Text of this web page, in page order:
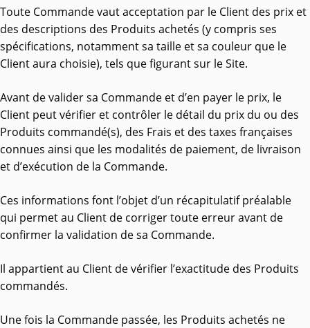
Toute Commande vaut acceptation par le Client des prix et
des descriptions des Produits achetés (y compris ses
spécifications, notamment sa taille et sa couleur que le
Client aura choisie), tels que figurant sur le Site.
Avant de valider sa Commande et d’en payer le prix, le
Client peut vérifier et contrôler le détail du prix du ou des
Produits commandé(s), des Frais et des taxes françaises
connues ainsi que les modalités de paiement, de livraison
et d’exécution de la Commande.
Ces informations font l’objet d’un récapitulatif préalable
qui permet au Client de corriger toute erreur avant de
confirmer la validation de sa Commande.
Il appartient au Client de vérifier l’exactitude des Produits
commandés.
Une fois la Commande passée, les Produits achetés ne